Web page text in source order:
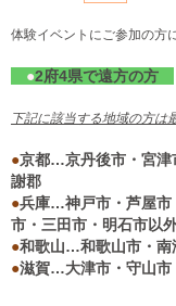
体験イベントにご参加の方
●2府4県で遠方の方
下記に該当する地域の方は
●京都…京丹後市・宮津
謝郡
●兵庫…神戸市・芦屋市
市・三田市・明石市以
●和歌山…和歌山市・南
●滋賀…大津市・守山市